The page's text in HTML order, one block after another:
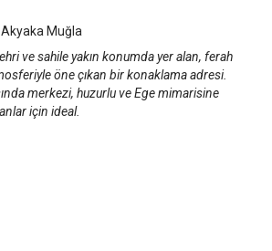
Muğla
ve sahile yakın konumda yer alan, ferah
öne çıkan bir konaklama adresi.
merkezi, huzurlu ve Ege mimarisine
için ideal.